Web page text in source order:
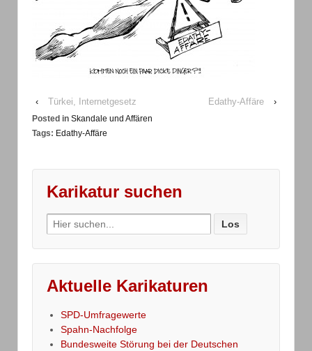
‹ Türkei, Internetgesetz Edathy-Affäre ›
Posted in Skandale und Affären
Tags: Edathy-Affäre
Karikatur suchen
Search
for:
Aktuelle Karikaturen
SPD-Umfragewerte
Spahn-Nachfolge
Bundesweite Störung bei der Deutschen